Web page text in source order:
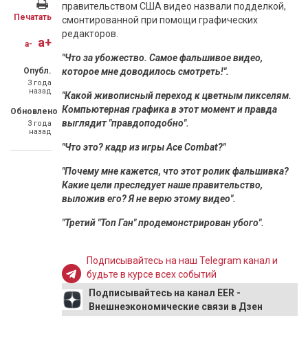
Печатать
a- a+
Опубл.
3 года
назад
Обновлено
3 года
назад
правительством США видео назвали подделкой,
смонтированной при помощи графических
редакторов.
"Что за убожество. Самое фальшивое видео,
которое мне доводилось смотреть!".
"Какой живописный переход к цветным пикселям.
Компьютерная графика в этот момент и правда
выглядит "правдоподобно".
"Что это? кадр из игры Ace Combat?"
"Почему мне кажется, что этот ролик фальшивка?
Какие цели преследует наше правительство,
выложив его? Я не верю этому видео".
"Третий "Топ Ган" продемонстрирован убого".
Подписывайтесь на наш Telegram канал и
будьте в курсе всех событий
Подписывайтесь на канал EER -
Внешнеэкономические связи в Дзен